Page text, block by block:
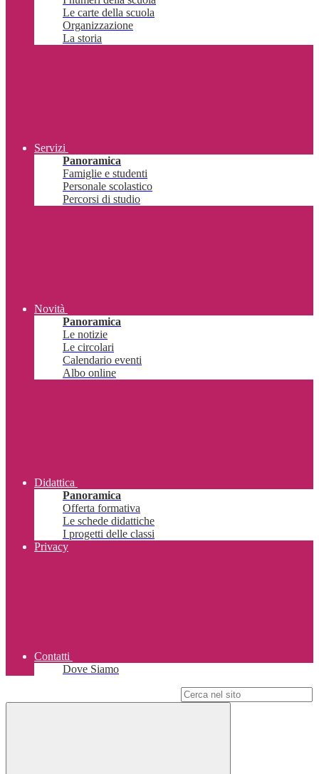
Le carte della scuola
Organizzazione
La storia
Servizi
Panoramica
Famiglie e studenti
Personale scolastico
Percorsi di studio
Novità
Panoramica
Le notizie
Le circolari
Calendario eventi
Albo online
Didattica
Panoramica
Offerta formativa
Le schede didattiche
I progetti delle classi
Privacy
Contatti
Dove Siamo